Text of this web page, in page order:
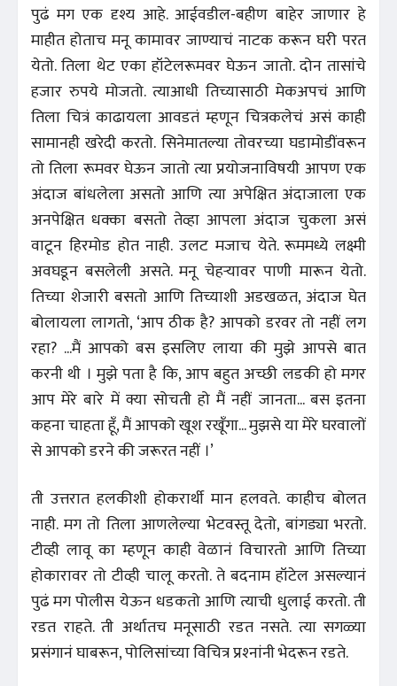
पुढं मग एक दृश्य आहे. आईवडील-बहीण बाहेर जाणार हे
माहीत होताच मनू कामावर जाण्याचं नाटक करून घरी परत
येतो. तिला थेट एका हॉटेलरूमवर घेऊन जातो. दोन तासांचे
हजार रुपये मोजतो. त्याआधी तिच्यासाठी मेकअपचं आणि
तिला चित्रं काढायला आवडतं म्हणून चित्रकलेचं असं काही
सामानही खरेदी करतो. सिनेमातल्या तोवरच्या घडामोडींवरून
तो तिला रूमवर घेऊन जातो त्या प्रयोजनाविषयी आपण एक
अंदाज बांधलेला असतो आणि त्या अपेक्षित अंदाजाला एक
अनपेक्षित धक्का बसतो तेव्हा आपला अंदाज चुकला असं
वाटून हिरमोड होत नाही. उलट मजाच येते. रूममध्ये लक्ष्मी
अवघडून बसलेली असते. मनू चेहर्‍यावर पाणी मारून येतो.
तिच्या शेजारी बसतो आणि तिच्याशी अडखळत, अंदाज घेत
बोलायला लागतो, ‘आप ठीक है? आपको डरवर तो नहीं लग
रहा? ...मैं आपको बस इसलिए लाया की मुझे आपसे बात
करनी थी । मुझे पता है कि, आप बहुत अच्छी लडकी हो मगर
आप मेरे बारे में क्या सोचती हो मैं नहीं जानता... बस इतना
कहना चाहता हूँ, मैं आपको खूश रखूँगा... मुझसे या मेरे घरवालों
से आपको डरने की जरूरत नहीं ।’
ती उत्तरात हलकीशी होकरार्थी मान हलवते. काहीच बोलत
नाही. मग तो तिला आणलेल्या भेटवस्तू देतो, बांगड्या भरतो.
टीव्ही लावू का म्हणून काही वेळानं विचारतो आणि तिच्या
होकारावर तो टीव्ही चालू करतो. ते बदनाम हॉटेल असल्यानं
पुढं मग पोलीस येऊन धडकतो आणि त्याची धुलाई करतो. ती
रडत राहते. ती अर्थातच मनूसाठी रडत नसते. त्या सगळ्या
प्रसंगानं घाबरून, पोलिसांच्या विचित्र प्रश्‍नांनी भेदरून रडते.